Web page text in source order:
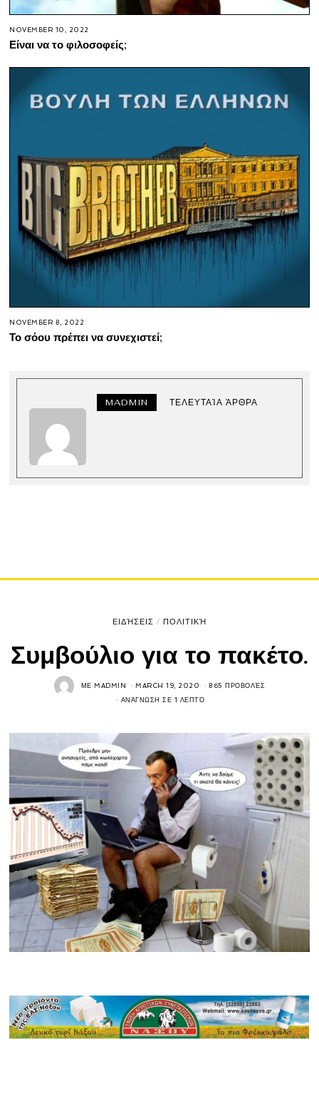
NOVEMBER 10, 2022
Είναι να το φιλοσοφείς;
NOVEMBER 8, 2022
Το σόου πρέπει να συνεχιστεί;
MADMIN ΤΕΛΕΥΤΑΊΑ ΆΡΘΡΑ
ΕΙΔΉΣΕΙΣ / ΠΟΛΙΤΙΚΉ
Συμβούλιο για το πακέτο.
ΜΕMADMIN MARCH 19, 2020 865 ΠΡΟΒΟΛΈΣ
ΑΝΆΓΝΩΣΗ ΣΕ 1 ΛΕΠΤΌ